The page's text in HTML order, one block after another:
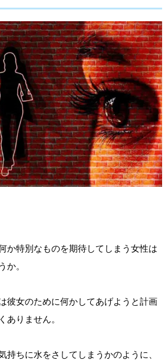
か特別なものを期待してしまう女性は
か。
彼女のために何かしてあげようと計画
ありません。
持ちに水をさしてしまうかのように、